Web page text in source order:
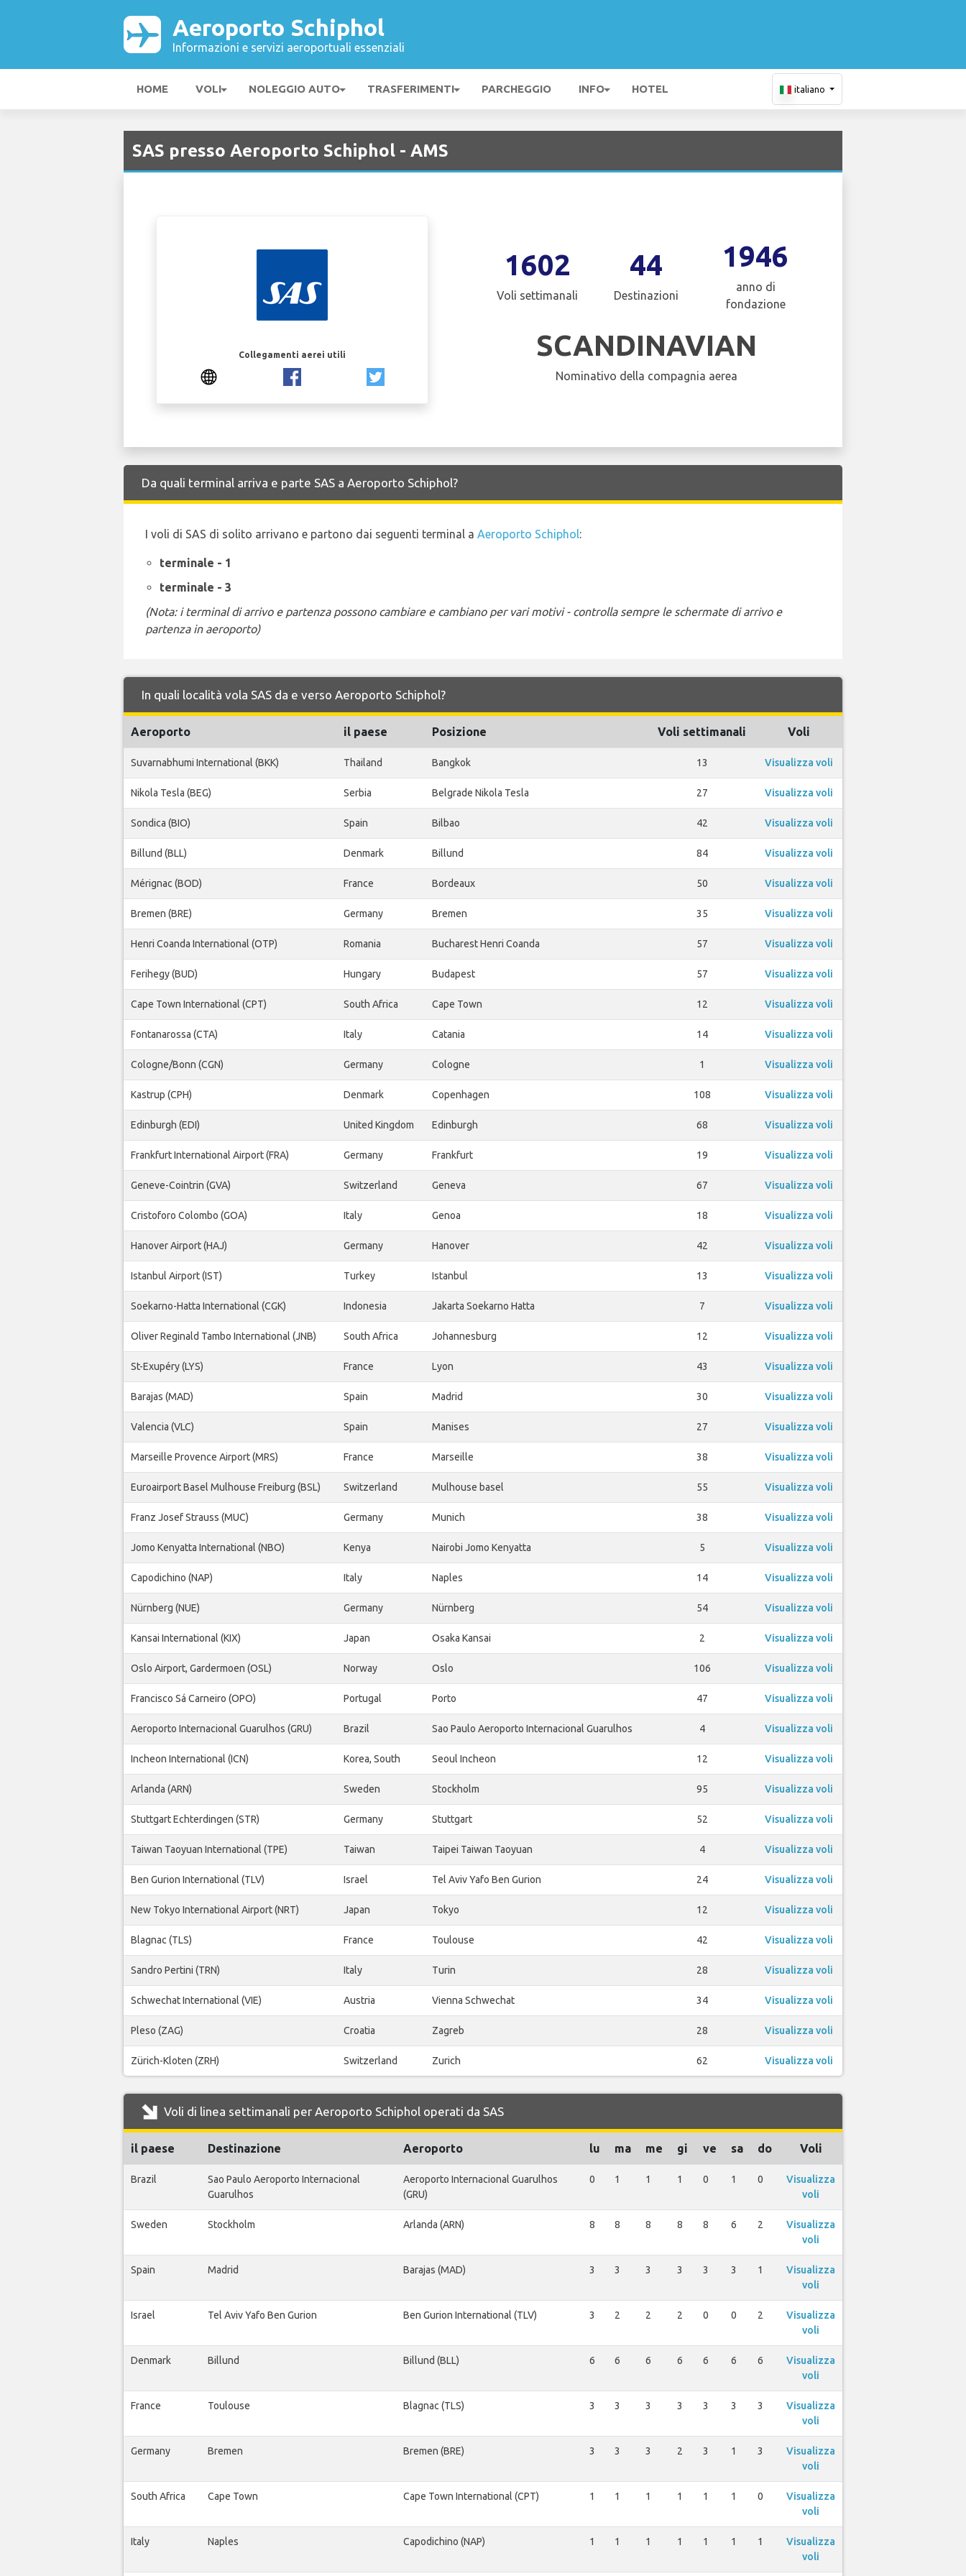
Aeroporto Schiphol
Informazioni e servizi aeroportuali essenziali
HOME VOLI NOLEGGIO AUTO TRASFERIMENTI PARCHEGGIO INFO HOTEL italiano
SAS presso Aeroporto Schiphol - AMS
Collegamenti aerei utili
1602
Voli settimanali
44
Destinazioni
1946
anno di
fondazione
SCANDINAVIAN
Nominativo della compagnia aerea
Da quali terminal arriva e parte SAS a Aeroporto Schiphol?
I voli di SAS di solito arrivano e partono dai seguenti terminal a Aeroporto Schiphol:
terminale - 1
terminale - 3
(Nota: i terminal di arrivo e partenza possono cambiare e cambiano per vari motivi - controlla sempre le schermate di arrivo e
partenza in aeroporto)
In quali località vola SAS da e verso Aeroporto Schiphol?
Aeroporto il paese Posizione Voli settimanali Voli
Suvarnabhumi International (BKK) Thailand Bangkok 13 Visualizza voli
Nikola Tesla (BEG) Serbia Belgrade Nikola Tesla 27 Visualizza voli
Sondica (BIO) Spain Bilbao 42 Visualizza voli
Billund (BLL) Denmark Billund 84 Visualizza voli
Mérignac (BOD) France Bordeaux 50 Visualizza voli
Bremen (BRE) Germany Bremen 35 Visualizza voli
Henri Coanda International (OTP) Romania Bucharest Henri Coanda 57 Visualizza voli
Ferihegy (BUD) Hungary Budapest 57 Visualizza voli
Cape Town International (CPT) South Africa Cape Town 12 Visualizza voli
Fontanarossa (CTA) Italy Catania 14 Visualizza voli
Cologne/Bonn (CGN) Germany Cologne 1 Visualizza voli
Kastrup (CPH) Denmark Copenhagen 108 Visualizza voli
Edinburgh (EDI) United Kingdom Edinburgh 68 Visualizza voli
Frankfurt International Airport (FRA) Germany Frankfurt 19 Visualizza voli
Geneve-Cointrin (GVA) Switzerland Geneva 67 Visualizza voli
Cristoforo Colombo (GOA) Italy Genoa 18 Visualizza voli
Hanover Airport (HAJ) Germany Hanover 42 Visualizza voli
Istanbul Airport (IST) Turkey Istanbul 13 Visualizza voli
Soekarno-Hatta International (CGK) Indonesia Jakarta Soekarno Hatta 7 Visualizza voli
Oliver Reginald Tambo International (JNB) South Africa Johannesburg 12 Visualizza voli
St-Exupéry (LYS) France Lyon 43 Visualizza voli
Barajas (MAD) Spain Madrid 30 Visualizza voli
Valencia (VLC) Spain Manises 27 Visualizza voli
Marseille Provence Airport (MRS) France Marseille 38 Visualizza voli
Euroairport Basel Mulhouse Freiburg (BSL) Switzerland Mulhouse basel 55 Visualizza voli
Franz Josef Strauss (MUC) Germany Munich 38 Visualizza voli
Jomo Kenyatta International (NBO) Kenya Nairobi Jomo Kenyatta 5 Visualizza voli
Capodichino (NAP) Italy Naples 14 Visualizza voli
Nürnberg (NUE) Germany Nürnberg 54 Visualizza voli
Kansai International (KIX) Japan Osaka Kansai 2 Visualizza voli
Oslo Airport, Gardermoen (OSL) Norway Oslo 106 Visualizza voli
Francisco Sá Carneiro (OPO) Portugal Porto 47 Visualizza voli
Aeroporto Internacional Guarulhos (GRU) Brazil Sao Paulo Aeroporto Internacional Guarulhos 4 Visualizza voli
Incheon International (ICN) Korea, South Seoul Incheon 12 Visualizza voli
Arlanda (ARN) Sweden Stockholm 95 Visualizza voli
Stuttgart Echterdingen (STR) Germany Stuttgart 52 Visualizza voli
Taiwan Taoyuan International (TPE) Taiwan Taipei Taiwan Taoyuan 4 Visualizza voli
Ben Gurion International (TLV) Israel Tel Aviv Yafo Ben Gurion 24 Visualizza voli
New Tokyo International Airport (NRT) Japan Tokyo 12 Visualizza voli
Blagnac (TLS) France Toulouse 42 Visualizza voli
Sandro Pertini (TRN) Italy Turin 28 Visualizza voli
Schwechat International (VIE) Austria Vienna Schwechat 34 Visualizza voli
Pleso (ZAG) Croatia Zagreb 28 Visualizza voli
Zürich-Kloten (ZRH) Switzerland Zurich 62 Visualizza voli
Voli di linea settimanali per Aeroporto Schiphol operati da SAS
il paese Destinazione Aeroporto lu ma me gi ve sa do Voli
Brazil
Sao Paulo Aeroporto Internacional
Guarulhos
Aeroporto Internacional Guarulhos
(GRU)
0 1 1 1 0 1 0
Visualizza
voli
Sweden Stockholm Arlanda (ARN) 8 8 8 8 8 6 2
Visualizza
voli
Spain Madrid Barajas (MAD) 3 3 3 3 3 3 1
Visualizza
voli
Israel Tel Aviv Yafo Ben Gurion Ben Gurion International (TLV) 3 2 2 2 0 0 2
Visualizza
voli
Denmark Billund Billund (BLL) 6 6 6 6 6 6 6
Visualizza
voli
France Toulouse Blagnac (TLS) 3 3 3 3 3 3 3
Visualizza
voli
Germany Bremen Bremen (BRE) 3 3 3 2 3 1 3
Visualizza
voli
South Africa Cape Town Cape Town International (CPT) 1 1 1 1 1 1 0
Visualizza
voli
Italy Naples Capodichino (NAP) 1 1 1 1 1 1 1
Visualizza
voli